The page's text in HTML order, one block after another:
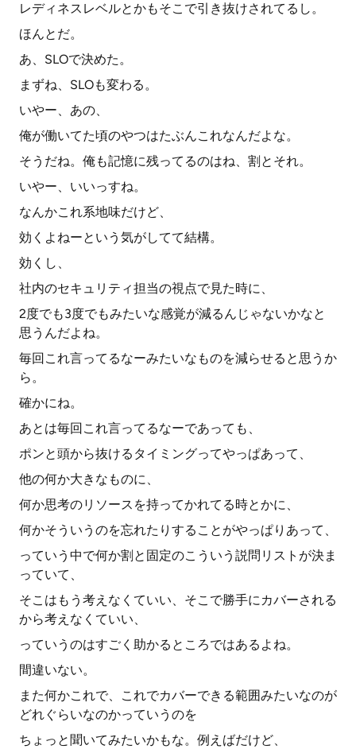
レディネスレベルとかもそこで引き抜けされてるし。
ほんとだ。
あ、SLOで決めた。
まずね、SLOも変わる。
いやー、あの、
俺が働いてた頃のやつはたぶんこれなんだよな。
そうだね。俺も記憶に残ってるのはね、割とそれ。
いやー、いいっすね。
なんかこれ系地味だけど、
効くよねーという気がしてて結構。
効くし、
社内のセキュリティ担当の視点で見た時に、
2度でも3度でもみたいな感覚が減るんじゃないかなと
思うんだよね。
毎回これ言ってるなーみたいなものを減らせると思うか
ら。
確かにね。
あとは毎回これ言ってるなーであっても、
ポンと頭から抜けるタイミングってやっぱあって、
他の何か大きなものに、
何か思考のリソースを持ってかれてる時とかに、
何かそういうのを忘れたりすることがやっぱりあって、
っていう中で何か割と固定のこういう説問リストが決ま
っていて、
そこはもう考えなくていい、そこで勝手にカバーされる
から考えなくていい、
っていうのはすごく助かるところではあるよね。
間違いない。
また何かこれで、これでカバーできる範囲みたいなのが
どれぐらいなのかっていうのを
ちょっと聞いてみたいかもな。例えばだけど、